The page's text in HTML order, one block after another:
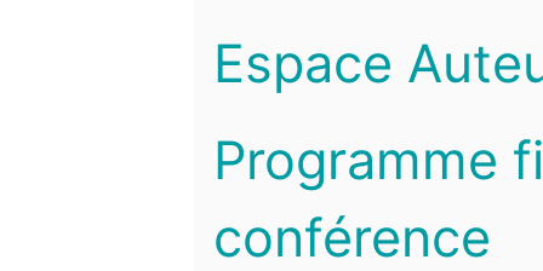
Espace
Programme
conférence